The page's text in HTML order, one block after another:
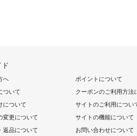
ド
へ
ついて
について
変更について
返品について
ポイントについて
クーポンのご利用方法
サイトのご利用につい
サイトの機能について
お問い合わせについて